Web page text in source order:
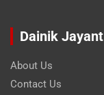
Dainik Jayant
About Us
Contact Us